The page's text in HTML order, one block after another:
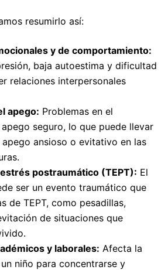
resumirlo así:
y de comportamiento:
baja autoestima y dificultad
relaciones interpersonales
apego: Problemas en el
seguro, lo que puede llevar
ansioso o evitativo en las
postraumático (TEPT): El
ser un evento traumático que
de TEPT, como pesadillas,
de situaciones que
y laborales: Afecta la
niño para concentrarse y